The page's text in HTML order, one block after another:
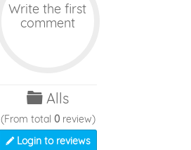
Write the first
comment
Alls
(From total 0review)
Login to reviews